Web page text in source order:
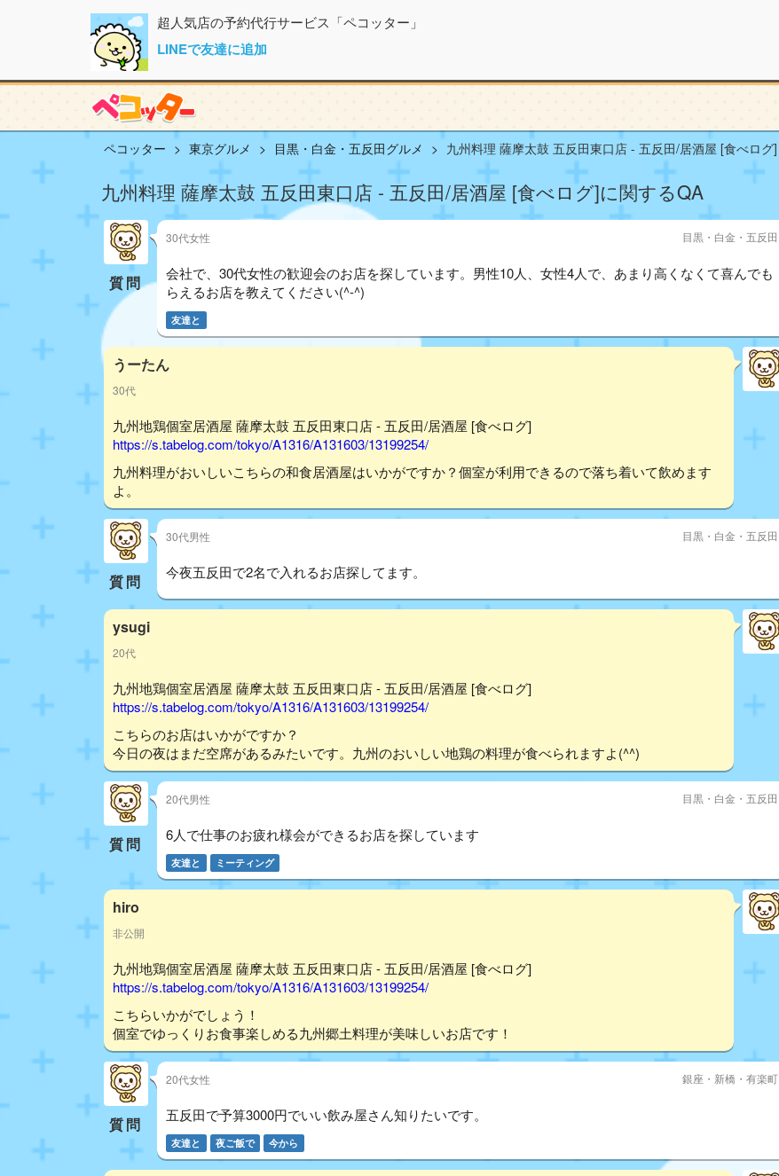
超人気店の予約代行サービス「ペコッター」
LINEで友達に追加
ペコッター 東京グルメ 目黒・白金・五反田グルメ 九州料理 薩摩太鼓 五反田東口店 - 五反田/居酒屋 [食べログ]
九州料理 薩摩太鼓 五反田東口店 - 五反田/居酒屋 [食べログ]に関するQA
質問
30代女性 目黒・白金・五反田
会社で、30代女性の歓迎会のお店を探しています。男性10人、女性4人で、あまり高くなくて喜んでも
らえるお店を教えてください(^-^)
友達と
うーたん
30代
九州地鶏個室居酒屋 薩摩太鼓 五反田東口店 - 五反田/居酒屋 [食べログ]
https://s.tabelog.com/tokyo/A1316/A131603/13199254/
九州料理がおいしいこちらの和食居酒屋はいかがですか？個室が利用できるので落ち着いて飲めます
よ。
質問
30代男性 目黒・白金・五反田
今夜五反田で2名で入れるお店探してます。
ysugi
20代
九州地鶏個室居酒屋 薩摩太鼓 五反田東口店 - 五反田/居酒屋 [食べログ]
https://s.tabelog.com/tokyo/A1316/A131603/13199254/
こちらのお店はいかがですか？
今日の夜はまだ空席があるみたいです。九州のおいしい地鶏の料理が食べられますよ(^^)
質問
20代男性 目黒・白金・五反田
6人で仕事のお疲れ様会ができるお店を探しています
友達と ミーティング
hiro
非公開
九州地鶏個室居酒屋 薩摩太鼓 五反田東口店 - 五反田/居酒屋 [食べログ]
https://s.tabelog.com/tokyo/A1316/A131603/13199254/
こちらいかがでしょう！
個室でゆっくりお食事楽しめる九州郷土料理が美味しいお店です！
質問
20代女性 銀座・新橋・有楽町
五反田で予算3000円でいい飲み屋さん知りたいです。
友達と 夜ご飯で 今から